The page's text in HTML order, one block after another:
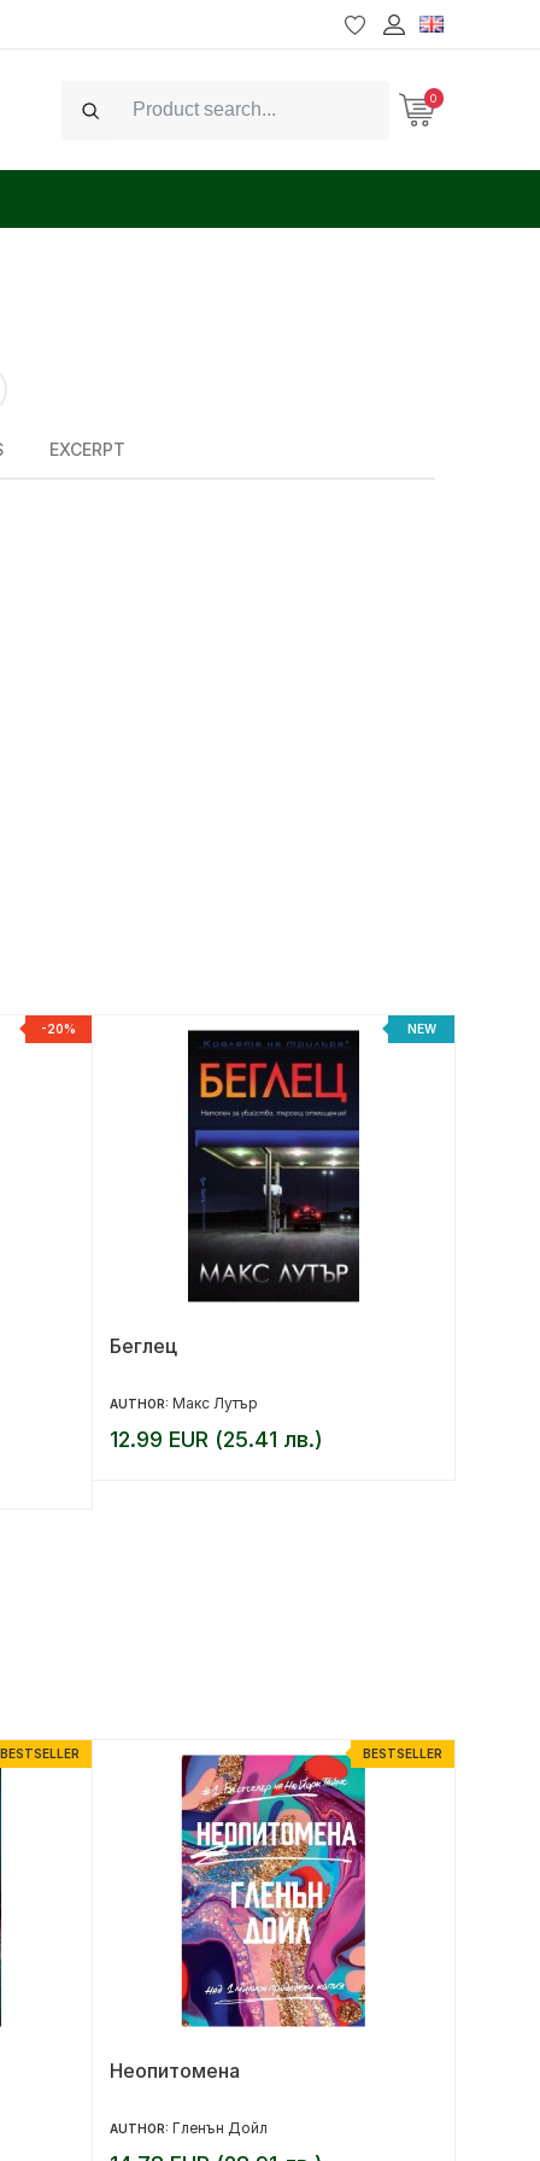
Search
0
EXCERPT
-20% NEW
Беглец
AUTHOR: Макс Лутър
12.99 EUR (25.41 лв.)
BESTSELLER BESTSELLER
Неопитомена
AUTHOR: Гленън Дойл